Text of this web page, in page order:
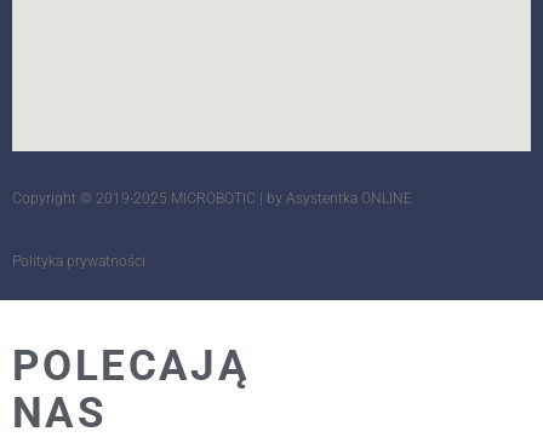
Copyright © 2019-2025 MICROBOTIC | by Asystentka ONLINE
Polityka prywatności
POLECAJĄ
NAS